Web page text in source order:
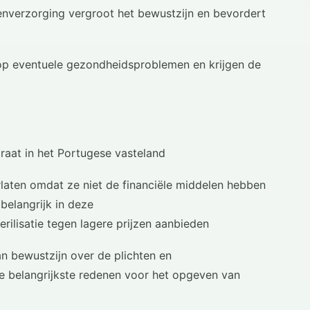
vergroot het bewustzijn en bevordert
eventuele gezondheidsproblemen en krijgen de
in het Portugese vasteland
omdat ze niet de financiële middelen hebben
in deze
tegen lagere prijzen aanbieden
bewustzijn over de plichten en
redenen voor het opgeven van